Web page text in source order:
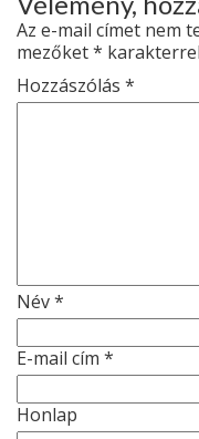
Az e-mail címet nem
mezőket*
Hozzászólás *
Név*
E-mail cím *
Honlap